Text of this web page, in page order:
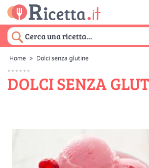
Home > Dolci senza glutine
DOLCI SENZA